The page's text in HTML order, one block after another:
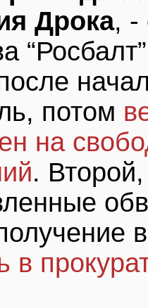
Дрока, -
потом
на
.
в